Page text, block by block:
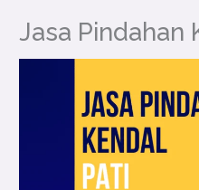
Jasa Pindahan